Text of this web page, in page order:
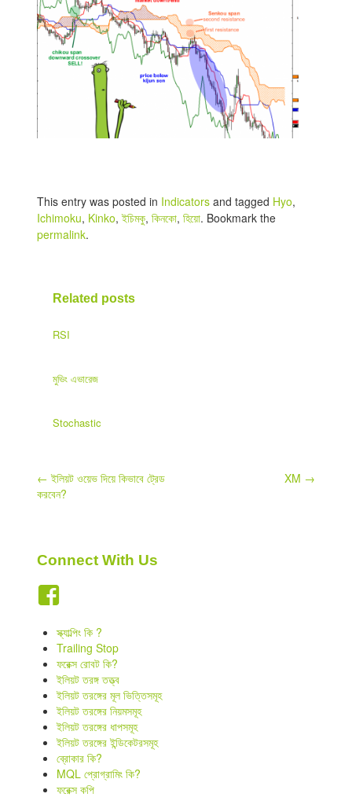
This entry was posted in Indicators and tagged Hyo,
Ichimoku, Kinko,ইচিমকু,কিনকো,হিয়ো. Bookmark the
permalink.
Related posts
RSI
মুভিং এভারেজ
Stochastic
Post
← ইলিয়ট ওয়েভ দিয়ে কিভাবে ট্রেড
করবেন?
XM →
Connect With Us
স্ক্যাল্পিং কি ?
Trailing Stop
ফরেক্স রোবট কি?
ইলিয়ট তরঙ্গ তত্ত্ব
ইলিয়ট তরঙ্গের মূল ভিত্তিসমূহ
ইলিয়ট তরঙ্গের নিয়মসমূহ
ইলিয়ট তরঙ্গের ধাপসমূহ
ইলিয়ট তরঙ্গের ইন্ডিকেটরসমূহ
ব্রোকার কি?
MQL প্রোগ্রামিং কি?
ফরেক্স কপি